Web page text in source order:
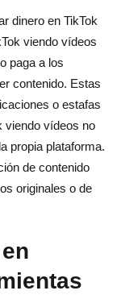
dinero en TikTok
viendo vídeos
paga a los
contenido. Estas
o estafas
viendo vídeos no
propia plataforma.
de contenido
originales o de